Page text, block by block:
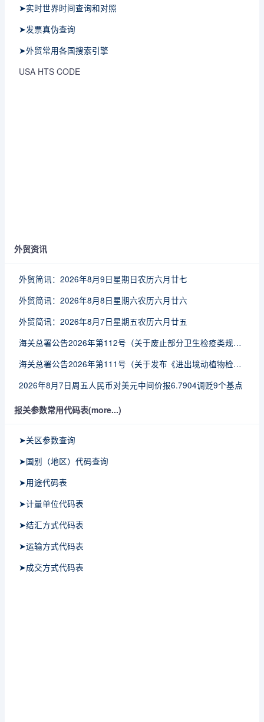
➤实时世界时间查询和对照
➤发票真伪查询
➤外贸常用各国搜索引擎
USA HTS CODE
外贸资讯
外贸简讯：2026年8月9日星期日农历六月廿七
外贸简讯：2026年8月8日星期六农历六月廿六
外贸简讯：2026年8月7日星期五农历六月廿五
海关总署公告2026年第112号（关于废止部分卫生检疫类规范性文件的公告）
海关总署公告2026年第111号（关于发布《进出境动植物检疫处理监督管理工作规定》《进出境卫生处理监督管理工作规定》的公告）
2026年8月7日周五人民币对美元中间价报6.7904调贬9个基点
报关参数常用代码表(more...)
➤关区参数查询
➤国别（地区）代码查询
➤用途代码表
➤计量单位代码表
➤结汇方式代码表
➤运输方式代码表
➤成交方式代码表